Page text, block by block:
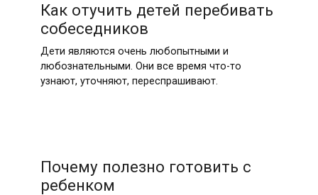
Как отучить детей перебивать
собеседников
Дети являются очень любопытными и
любознательными. Они все время что-то
узнают, уточняют, переспрашивают.
Почему полезно готовить с
ребенком